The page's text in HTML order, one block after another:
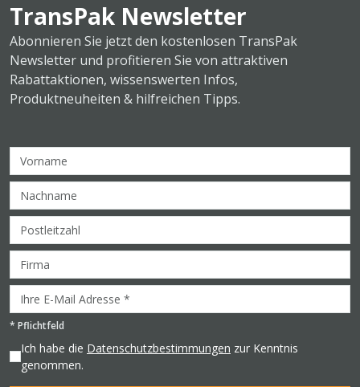
TransPak Newsletter
Abonnieren Sie jetzt den kostenlosen TransPak
Newsletter und profitieren Sie von attraktiven
Rabattaktionen, wissenswerten Infos,
Produktneuheiten & hilfreichen Tipps.
* Pflichtfeld
Ich habe die Datenschutzbestimmungen zur Kenntnis
genommen.